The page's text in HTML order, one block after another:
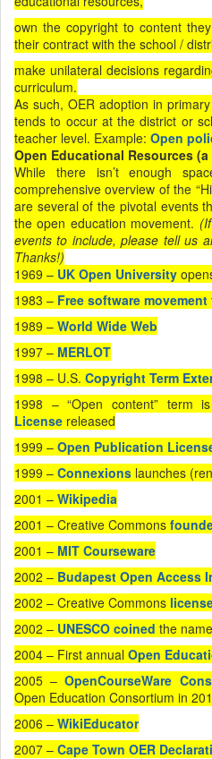
own the copyright to content
their contract with the school /
make unilateral decisions
curriculum.
As such, OER adoption in
tends to occur at the district or
teacher level. Example: Open
Open Educational Resources
While there isn’t enough
comprehensive overview of the
are several of the pivotal events
the open education movement.
events to include, please tell us
Thanks!)
1969 – UK Open University
1983 – Free software
1989 – World Wide Web
1997 – MERLOT
1998 – U.S. Copyright Term
1998 – “Open content” term
License released
1999 – Open Publication
1999 – Connexions launches
2001 – Wikipedia
2001 – Creative Commons
2001 – MIT Courseware
2002 – Budapest Open Access
2002 – Creative Commons
2002 – UNESCO coined the
2004 – First annual Open
2005 –OpenCourseWare
Open Education Consortium in
2006 – WikiEducator
2007 – Cape Town OER